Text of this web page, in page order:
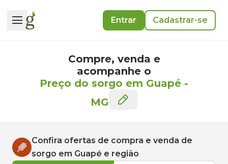
Entrar Cadastrar-se
Compre, venda e
acompanhe o
Preço do sorgo em Guapé -
MG
Confira ofertas de compra e venda de
sorgo em Guapé e região